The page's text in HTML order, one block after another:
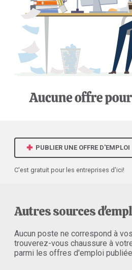
PUBLIER UNE OFFRE D'EMPLOI
C'est gratuit pour les entreprises d'ici!
Autres sources
Aucun poste ne correspond à
trouverez-vous chaussure à
parmi les offres d'emploi